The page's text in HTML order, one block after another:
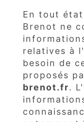
En tout
Brenot ne
relatives à
besoin de
proposés
brenot.fr.